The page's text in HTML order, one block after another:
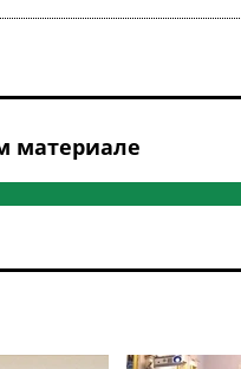
материале